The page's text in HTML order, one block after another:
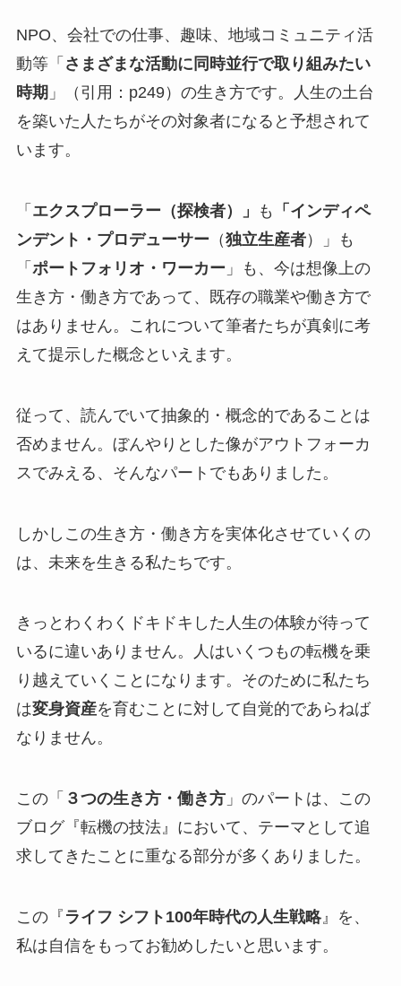
NPO、会社での仕事、趣味、地域コミュニティ活
動等「 さまざまな活動に同時並行で取り組みたい
時期 」（引用：p249）の生き方です。人生の土台
を築いた人たちがその対象者になると予想されて
います。
「 エクスプローラー（探検者）」 も
「インディペ
ンデント・プロデューサー （独立生産者）」も
「 ポートフォリオ・ワーカー 」も、今は想像上の
生き方・働き方であって、既存の職業や働き方で
はありません。これについて筆者たちが真剣に考
えて提示した概念といえます。
従って、読んでいて抽象的・概念的であることは
否めません。ぼんやりとした像がアウトフォーカ
スでみえる、そんなパートでもありました。
しかしこの生き方・働き方を実体化させていくの
は、未来を生きる私たちです。
きっとわくわくドキドキした人生の体験が待って
いるに違いありません。人はいくつもの転機を乗
り越えていくことになります。そのために私たち
は変身資産を育むことに対して自覚的であらねば
なりません。
この「 ３つの生き方・働き方」のパートは、この
ブログ『転機の技法』において、テーマとして追
求してきたことに重なる部分が多くありました。
この『 ライフ シフト100年時代の人生戦略』を、
私は自信をもってお勧めしたいと思います。